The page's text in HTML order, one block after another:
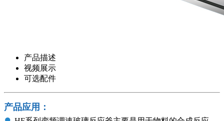
产品描述
视频展示
可选配件
产品应用：